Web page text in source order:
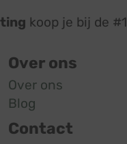
koop je bij de #1
Over ons
Over ons
Blog
Contact